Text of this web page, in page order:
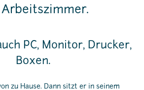
Arbeitszimmer.
PC, Monitor, Drucker,
Boxen.
zu Hause. Dann sitzt er in seinem